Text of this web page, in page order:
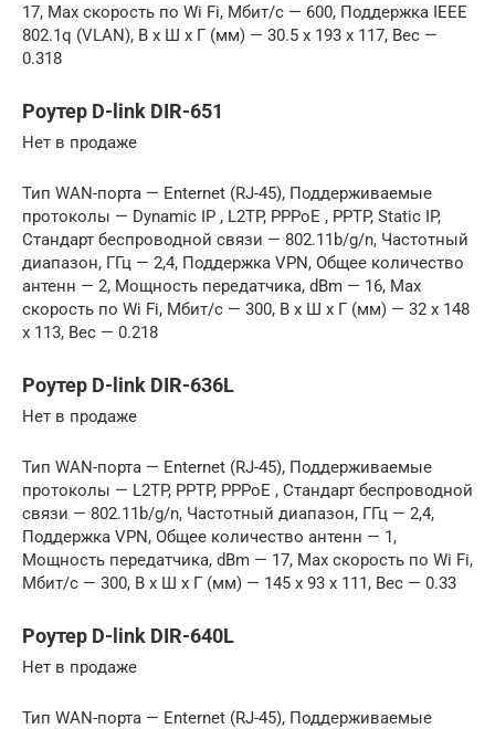
17, Max скорость по Wi Fi, Мбит/с — 600, Поддержка IEEE
802.1q (VLAN), В x Ш x Г (мм) — 30.5 x 193 x 117, Вес —
0.318
Роутер D-link DIR-651
Нет в продаже
Тип WAN-порта — Enternet (RJ-45), Поддерживаемые
протоколы — Dynamic IP , L2TP, PPPoE , PPTP, Static IP,
Стандарт беспроводной связи — 802.11b/g/n, Частотный
диапазон, ГГц — 2,4, Поддержка VPN, Общее количество
антенн — 2, Мощность передатчика, dBm — 16, Max
скорость по Wi Fi, Мбит/с — 300, В x Ш x Г (мм) — 32 x 148
x 113, Вес — 0.218
Роутер D-link DIR-636L
Нет в продаже
Тип WAN-порта — Enternet (RJ-45), Поддерживаемые
протоколы — L2TP, PPTP, PPPoE , Стандарт беспроводной
связи — 802.11b/g/n, Частотный диапазон, ГГц — 2,4,
Поддержка VPN, Общее количество антенн — 1,
Мощность передатчика, dBm — 17, Max скорость по Wi Fi,
Мбит/с — 300, В x Ш x Г (мм) — 145 x 93 x 111, Вес — 0.33
Роутер D-link DIR-640L
Нет в продаже
Тип WAN-порта — Enternet (RJ-45), Поддерживаемые